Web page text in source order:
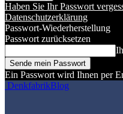
Haben Sie Ihr Passwort
Datenschutzerklärung
Passwort-Wiederherstellung
Passwort zurücksetzen
Ein Passwort wird Ihnen per
DenkfabrikBlog